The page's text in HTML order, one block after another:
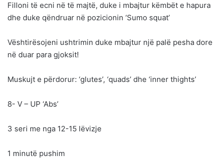
Filloni të ecni në të majtë, duke i mbajtur këmbët e hapura
dhe duke qëndruar në pozicionin ‘Sumo squat’
Vështirësojeni ushtrimin duke mbajtur një palë pesha dore
në duar para gjoksit!
Muskujt e përdorur: ‘glutes’, ‘quads’ dhe ‘inner thights’
8- V – UP ‘Abs’
3 seri me nga 12-15 lëvizje
1 minutë pushim